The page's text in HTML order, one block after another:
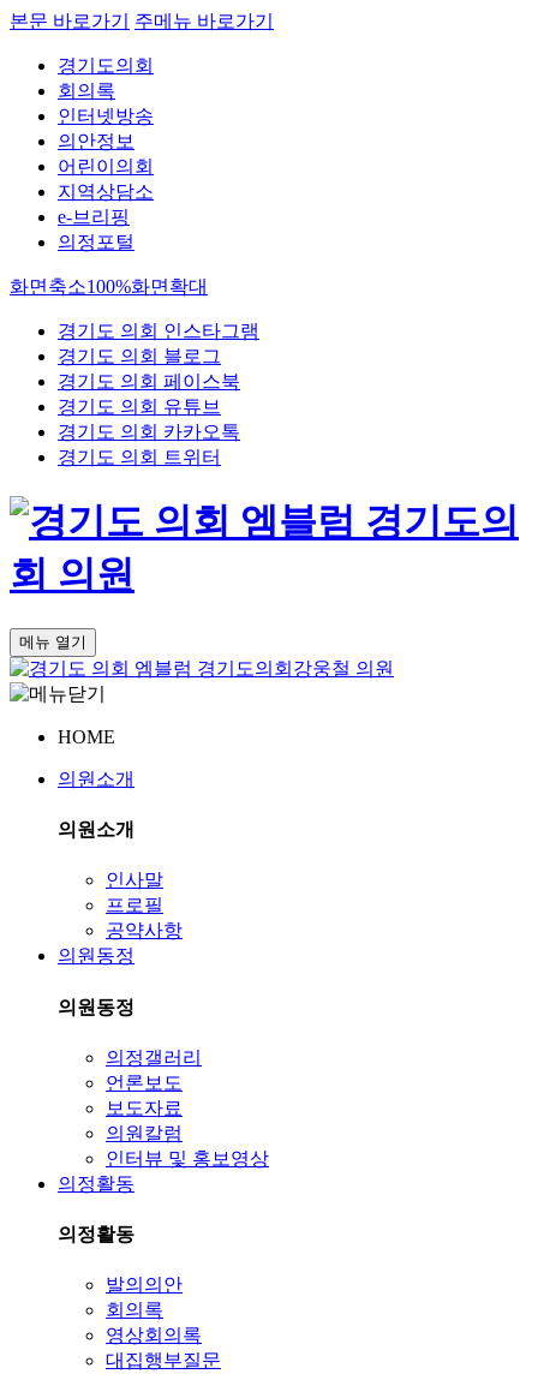
본문 바로가기 주메뉴 바로가기
경기도의회
회의록
인터넷방송
의안정보
어린이의회
지역상담소
e-브리핑
의정포털
화면축소100%화면확대
경기도 의회 인스타그램
경기도 의회 블로그
경기도 의회 페이스북
경기도 의회 유튜브
경기도 의회 카카오톡
경기도 의회 트위터
경기도의
회 의원
메뉴 열기
경기도의회 강웅철 의원
HOME
의원소개
의원소개
인사말
프로필
공약사항
의원동정
의원동정
의정갤러리
언론보도
보도자료
의원칼럼
인터뷰 및 홍보영상
의정활동
의정활동
발의의안
회의록
영상회의록
대집행부질문